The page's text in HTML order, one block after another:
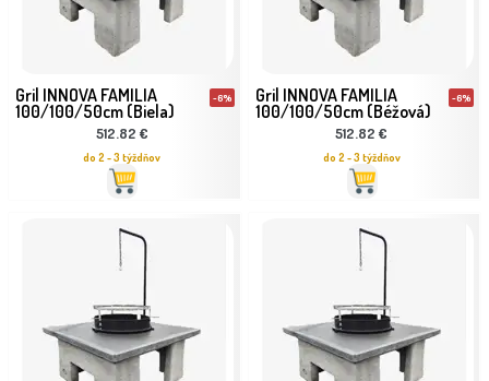
Gril INNOVA FAMILIA
100/100/50cm (Biela)
-6%
512.82 €
do 2 - 3 týždňov
Gril INNOVA FAMILIA
100/100/50cm (Béžová)
-6%
512.82 €
do 2 - 3 týždňov